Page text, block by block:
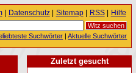
| Datenschutz| Sitemap| RSS| Hilfe
Suchwörter |Aktuelle Suchwörter
Zuletzt gesucht